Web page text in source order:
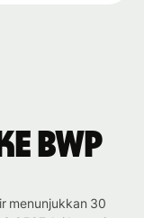
BWP
menunjukkan 30